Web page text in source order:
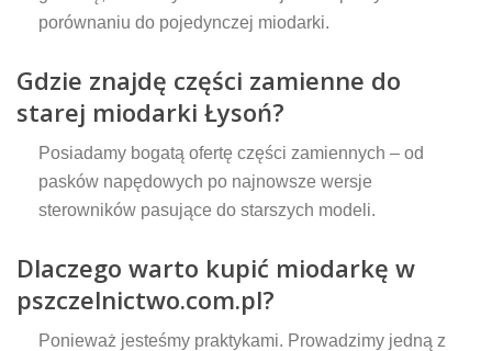
porównaniu do pojedynczej miodarki.
Gdzie znajdę części zamienne do
starej miodarki Łysoń?
Posiadamy bogatą ofertę części zamiennych – od
pasków napędowych po najnowsze wersje
sterowników pasujące do starszych modeli.
Dlaczego warto kupić miodarkę w
pszczelnictwo.com.pl?
Ponieważ jesteśmy praktykami. Prowadzimy jedną z